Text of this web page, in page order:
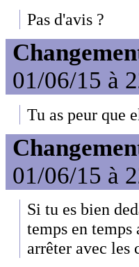
Pas d'avis ?
01/06/15 à
Tu as peur que
01/06/15 à
Si tu es bien
temps en
arrêter avec les